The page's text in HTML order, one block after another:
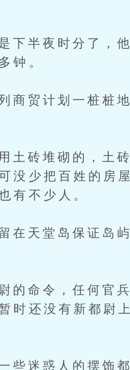
半夜时分了，他
钟。
贸计划一桩桩地
砖堆砌的，土砖
没少把百姓的房屋
有不少人。
天堂岛保证岛屿
命令，任何官兵
时还没有新都尉上
迷惑人的摆饰都